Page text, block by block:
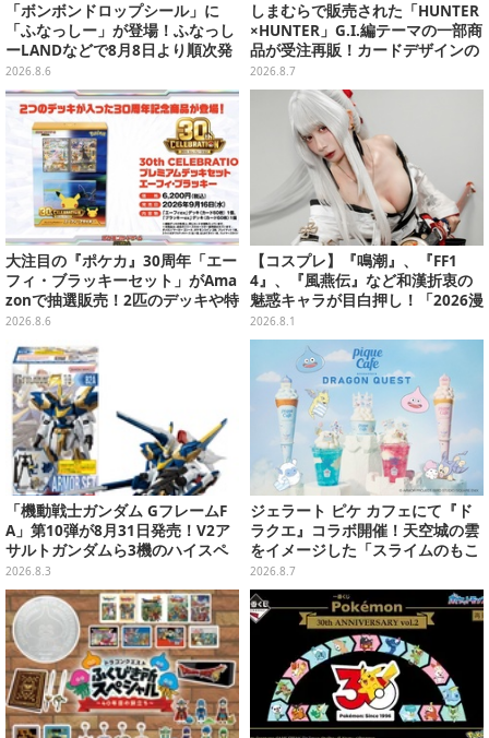
「ボンボンドロップシール」に
「ふなっしー」が登場！ふなっし
ーLANDなどで8月8日より順次発
売
2026.8.6
しまむらで販売された「HUNTER
×HUNTER」G.I.編テーマの一部商
品が受注再販！カードデザインの
キーホルダーや、キルアたちのセ
リフ付ソックスなど
2026.8.7
大注目の『ポケカ』30周年「エー
フィ・ブラッキーセット」がAma
zonで抽選販売！2匹のデッキや特
別カードを収録
2026.8.6
【コスプレ】『鳴潮』、『FF1
4』、『風燕伝』など和漢折衷の
魅惑キャラが目白押し！「2026漫
画博覧会」美麗レイヤー13選【写
真39枚】
2026.8.1
「機動戦士ガンダム GフレームF
A」第10弾が8月31日発売！V2ア
サルトガンダムら3機のハイスペ
ック可動フィギュア
2026.8.3
ジェラート ピケ カフェにて『ド
ラクエ』コラボ開催！天空城の雲
をイメージした「スライムのもこ
もこ天空クレープ」などを提供
2026.8.7